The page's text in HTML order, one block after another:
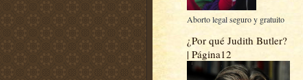
Aborto legal seguro y gratuito
¿Por qué Judith Butler?
| Página12